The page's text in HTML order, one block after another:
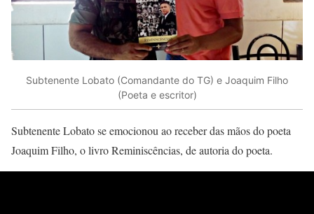
Subtenente Lobato (Comandante do TG) e Joaquim Filho
(Poeta e escritor)
Subtenente Lobato se emocionou ao receber das mãos do poeta
Joaquim Filho, o livro Reminiscências, de autoria do poeta.